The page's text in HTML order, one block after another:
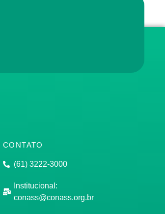
CONTATO
(61) 3222-3000
Institucional:
conass@conass.org.br